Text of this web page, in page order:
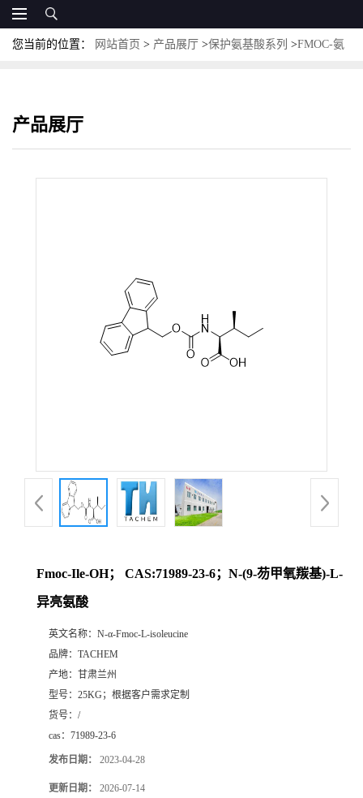
您当前的位置： 网站首页 > 产品展厅 >保护氨基酸系列 >FMOC-氨
产品展厅
Fmoc-Ile-OH； CAS:71989-23-6；N-(9-芴甲氧羰基)-L-
异亮氨酸
英文名称： N-α-Fmoc-L-isoleucine
品牌： TACHEM
产地： 甘肃兰州
型号： 25KG；根据客户需求定制
货号： /
cas： 71989-23-6
发布日期： 2023-04-28
更新日期： 2026-07-14